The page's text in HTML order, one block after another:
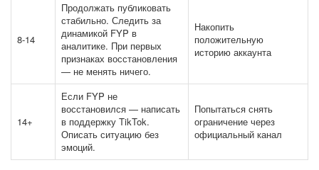
8-14
Продолжать публиковать
стабильно. Следить за
динамикой FYP в
аналитике. При первых
признаках восстановления
— не менять ничего.
Накопить
положительную
историю аккаунта
14+
Если FYP не
восстановился — написать
в поддержку TikTok.
Описать ситуацию без
эмоций.
Попытаться снять
ограничение через
официальный канал